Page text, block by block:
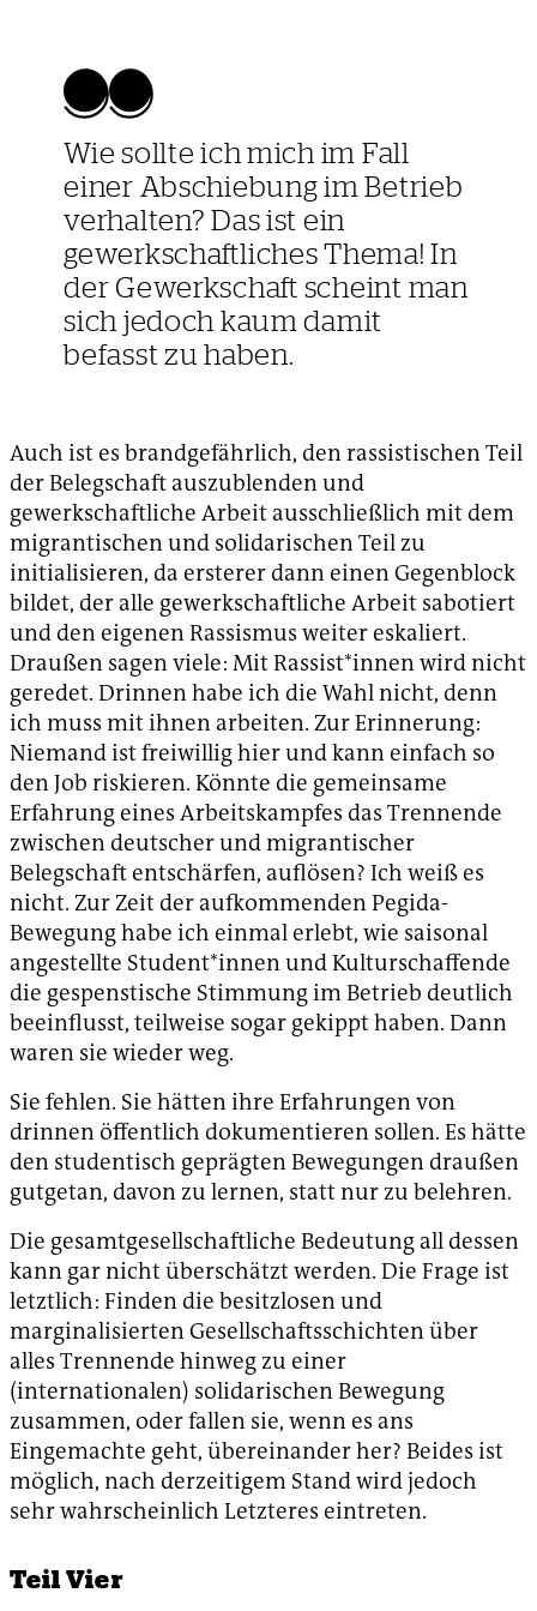
Wie sollte ich mich im Fall
einer Abschiebung im Betrieb
verhalten? Das ist ein
gewerkschaftliches Thema! In
der Gewerkschaft scheint man
sich jedoch kaum damit
befasst zu haben.
Auch ist es brandgefährlich, den rassistischen Teil
der Belegschaft auszublenden und
gewerkschaftliche Arbeit ausschließlich mit dem
migrantischen und solidarischen Teil zu
initialisieren, da ersterer dann einen Gegenblock
bildet, der alle gewerkschaftliche Arbeit sabotiert
und den eigenen Rassismus weiter eskaliert.
Draußen sagen viele: Mit Rassist*innen wird nicht
geredet. Drinnen habe ich die Wahl nicht, denn
ich muss mit ihnen arbeiten. Zur Erinnerung:
Niemand ist freiwillig hier und kann einfach so
den Job riskieren. Könnte die gemeinsame
Erfahrung eines Arbeitskampfes das Trennende
zwischen deutscher und migrantischer
Belegschaft entschärfen, auflösen? Ich weiß es
nicht. Zur Zeit der aufkommenden Pegida-
Bewegung habe ich einmal erlebt, wie saisonal
angestellte Student*innen und Kulturschaffende
die gespenstische Stimmung im Betrieb deutlich
beeinflusst, teilweise sogar gekippt haben. Dann
waren sie wieder weg.
Sie fehlen. Sie hätten ihre Erfahrungen von
drinnen öffentlich dokumentieren sollen. Es hätte
den studentisch geprägten Bewegungen draußen
gutgetan, davon zu lernen, statt nur zu belehren.
Die gesamtgesellschaftliche Bedeutung all dessen
kann gar nicht überschätzt werden. Die Frage ist
letztlich: Finden die besitzlosen und
marginalisierten Gesellschaftsschichten über
alles Trennende hinweg zu einer
(internationalen) solidarischen Bewegung
zusammen, oder fallen sie, wenn es ans
Eingemachte geht, übereinander her? Beides ist
möglich, nach derzeitigem Stand wird jedoch
sehr wahrscheinlich Letzteres eintreten.
Teil Vier